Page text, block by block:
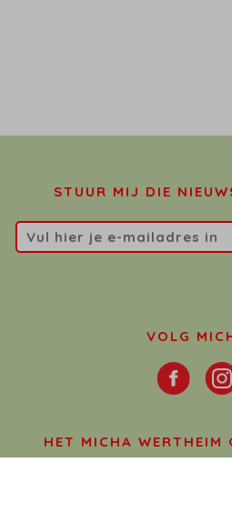
STUUR MIJ DIE
VOLG
HET MICHA WERTHEIM